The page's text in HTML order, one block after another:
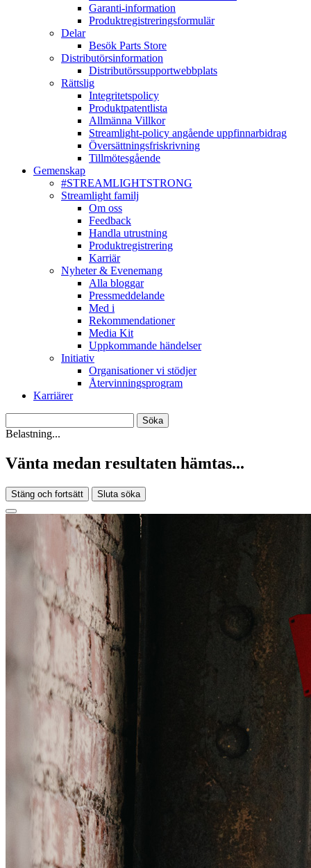
Garanti-information
Produktregistreringsformulär
Delar
Besök Parts Store
Distributörsinformation
Distributörssupportwebbplats
Rättslig
Integritetspolicy
Produktpatentlista
Allmänna Villkor
Streamlight-policy angående uppfinnarbidrag
Översättningsfriskrivning
Tillmötesgående
Gemenskap
#STREAMLIGHTSTRONG
Streamlight familj
Om oss
Feedback
Handla utrustning
Produktregistrering
Karriär
Nyheter & Evenemang
Alla bloggar
Pressmeddelande
Med i
Rekommendationer
Media Kit
Uppkommande händelser
Initiativ
Organisationer vi stödjer
Återvinningsprogram
Karriärer
Belastning...
Vänta medan resultaten hämtas...
Stäng och fortsätt Sluta söka